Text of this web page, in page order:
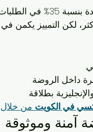
في 2025، سجل قطاع التاكسي تحت
لكن التمييز يكمن
بطلاقة.
في الكويت من خلال
آمنة وموثوقة